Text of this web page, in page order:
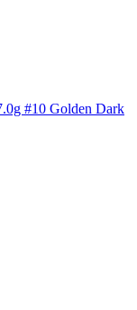
#10 Golden Dark